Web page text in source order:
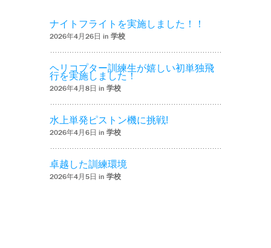
ナイトフライトを実施しました！！
2026年4月26日 in 学校
ヘリコプター訓練生が嬉しい初単独飛
行を実施しました！
2026年4月8日 in 学校
水上単発ピストン機に挑戦!
2026年4月6日 in 学校
卓越した訓練環境
2026年4月5日 in 学校